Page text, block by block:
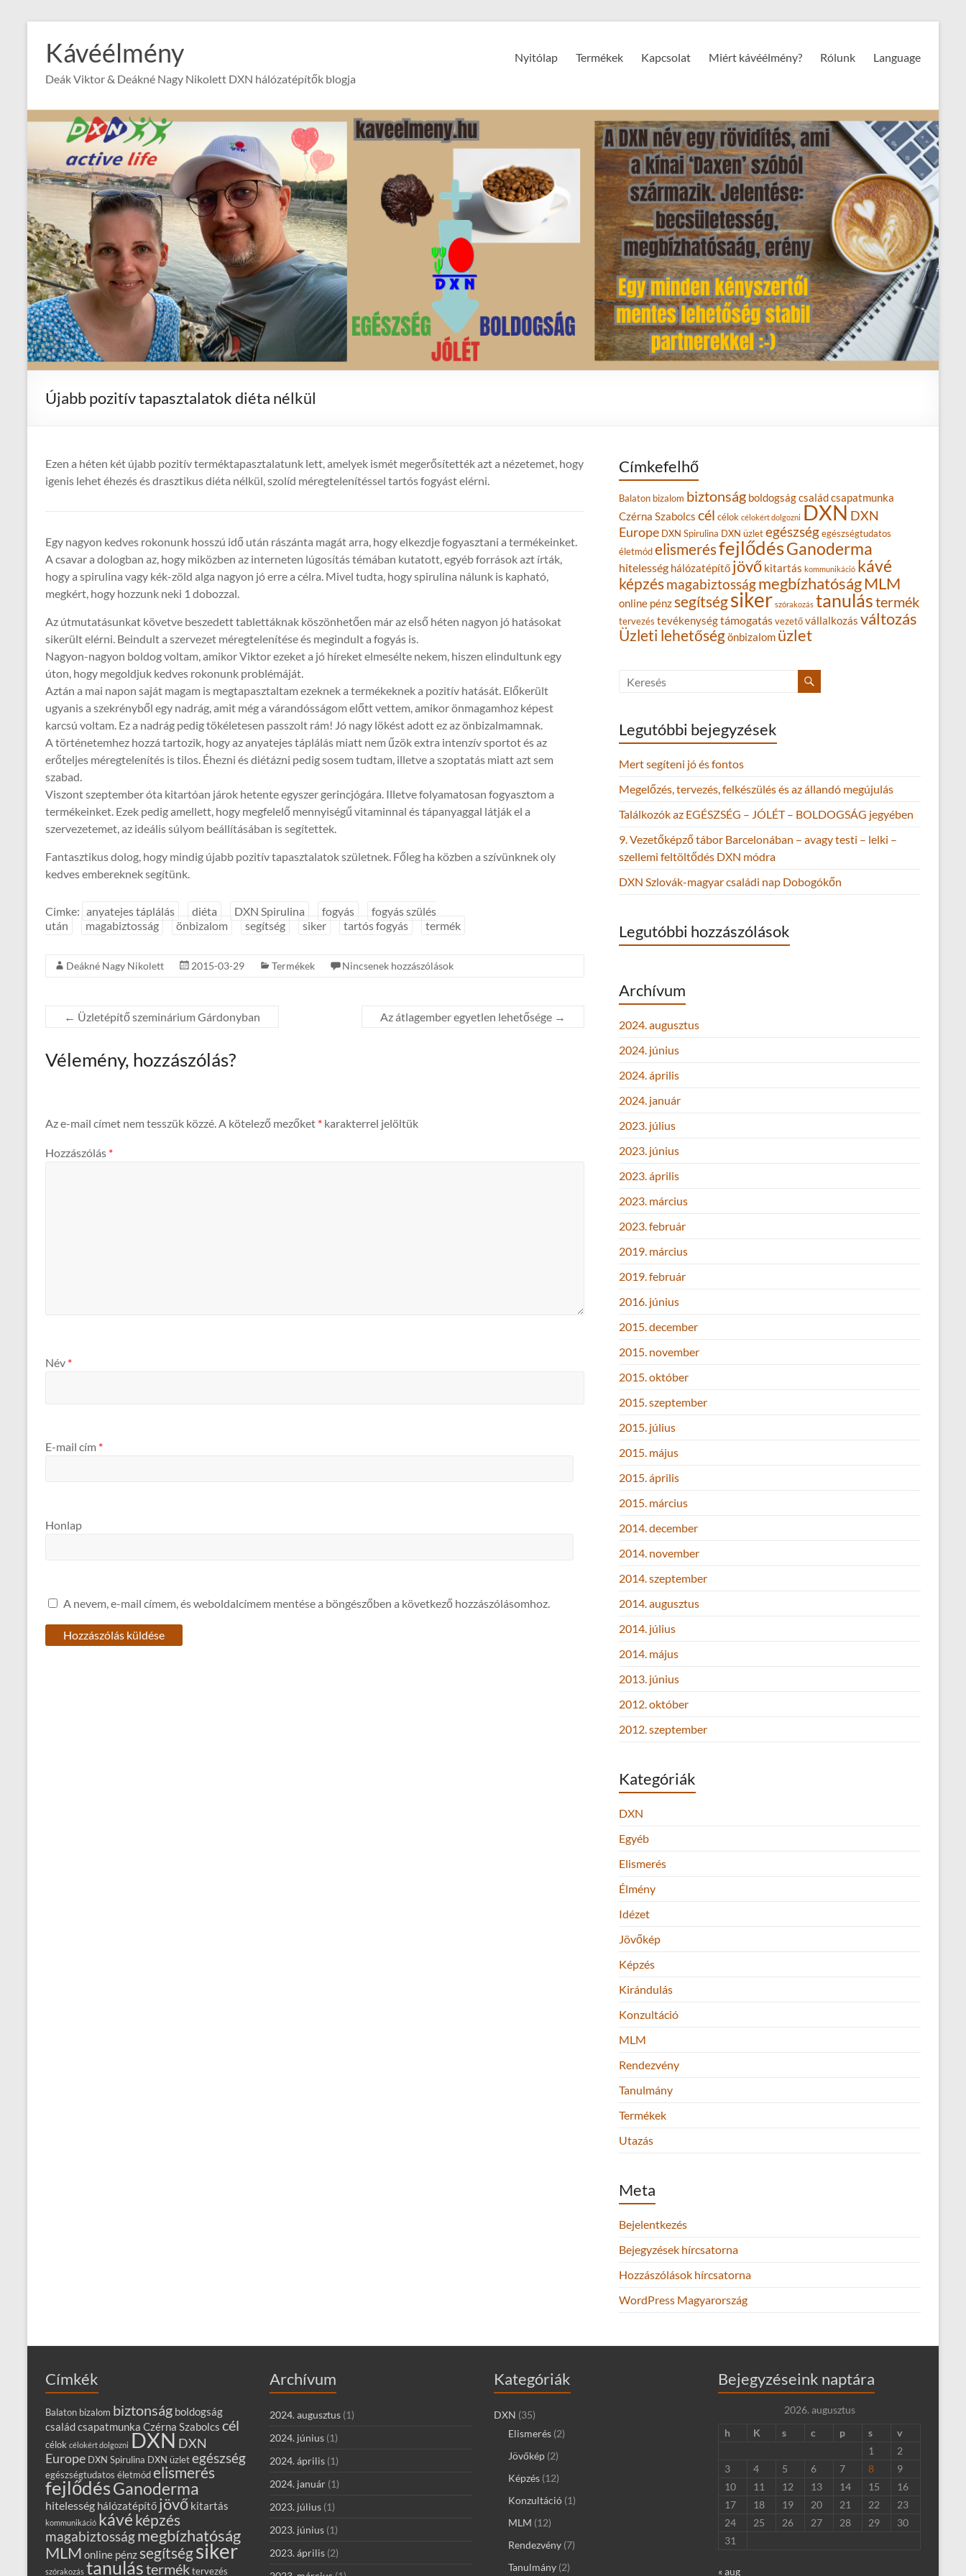
content
Kávéélmény
Deák Viktor & Deákné Nagy Nikolett DXN hálózatépítők blogja
Nyitólap Termékek Kapcsolat Miért kávéélmény? Rólunk Language
Újabb pozitív tapasztalatok diéta nélkül
Ezen a héten két újabb pozitív terméktapasztalatunk lett, amelyek ismét megerősítették azt a nézetemet, hogy
igenis lehet éhezés és drasztikus diéta nélkül, szolíd méregtelenítéssel tartós fogyást elérni.
Egy nagyon kedves rokonunk hosszú idő után rászánta magát arra, hogy elkezdje fogyasztani a termékeinket.
A csavar a dologban az, hogy miközben az interneten lúgosítás témában kutatott, egyéb források azt írták,
hogy a spirulina vagy kék-zöld alga nagyon jó erre a célra. Mivel tudta, hogy spirulina nálunk is kapható,
megkért, hogy hozzunk neki 1 dobozzal.
Az útmutatásunkat követve beszedett tablettáknak köszönhetően már az első héten nagyon jó hatásokat
sikerült elérni. Beindult a szervezet méregtelenítése és megindult a fogyás is.
Nagyon-nagyon boldog voltam, amikor Viktor ezeket a jó híreket elmesélte nekem, hiszen elindultunk egy
úton, hogy megoldjuk kedves rokonunk problémáját.
Aztán a mai napon saját magam is megtapasztaltam ezeknek a termékeknek a pozitív hatását. Előkerült
ugyanis a szekrényből egy nadrág, amit még a várandósságom előtt vettem, amikor önmagamhoz képest
karcsú voltam. Ez a nadrág pedig tökéletesen passzolt rám! Jó nagy lökést adott ez az önbizalmamnak.
A történetemhez hozzá tartozik, hogy az anyatejes táplálás miatt nem űzök extra intenzív sportot és az
erőteljes méregtelenítés is tilos. Éhezni és diétázni pedig sosem tudtam, illetve a szoptatás miatt azt sem
szabad.
Viszont szeptember óta kitartóan járok hetente egyszer gerincjógára. Illetve folyamatosan fogyasztom a
termékeinket. Ezek pedig amellett, hogy megfelelő mennyiségű vitaminnal és tápanyaggal látják el a
szervezetemet, az ideális súlyom beállításában is segítettek.
Fantasztikus dolog, hogy mindig újabb pozitív tapasztalatok születnek. Főleg ha közben a szívünknek oly
kedves embereknek segítünk.
Cimke: anyatejes táplálás diéta DXN Spirulina fogyás
fogyás szülés
után
magabiztosság önbizalom segítség siker tartós fogyás termék
Deákné Nagy Nikolett 2015-03-29 Termékek Nincsenek hozzászólások
← Üzletépítő szeminárium Gárdonyban Az átlagember egyetlen lehetősége →
Vélemény, hozzászólás?
Az e-mail címet nem tesszük közzé. A kötelező mezőket * karakterrel jelöltük
Hozzászólás *
Név *
E-mail cím *
Honlap
A nevem, e-mail címem, és weboldalcímem mentése a böngészőben a következő hozzászólásomhoz.
Címkefelhő
Balaton bizalom biztonság boldogságcsaládcsapatmunka
Czérna Szabolcs cél célok célokért dolgozni DXNDXN
Europe DXN Spirulina DXN üzletegészségegészségtudatos
életmódelismerésfejlődésGanoderma
hitelesség hálózatépítő jövő kitartás kommunikáció kávé
képzésmagabiztosságmegbízhatóságMLM
online pénzsegítségsiker szórakozás tanulástermék
tervezés tevékenységtámogatásvezetővállalkozás változás
Üzleti lehetőségönbizalom üzlet
Legutóbbi bejegyzések
Mert segíteni jó és fontos
Megelőzés, tervezés, felkészülés és az állandó megújulás
Találkozók az EGÉSZSÉG – JÓLÉT – BOLDOGSÁG jegyében
9. Vezetőképző tábor Barcelonában – avagy testi – lelki –
szellemi feltöltődés DXN módra
DXN Szlovák-magyar családi nap Dobogókőn
Legutóbbi hozzászólások
Archívum
2024. augusztus
2024. június
2024. április
2024. január
2023. július
2023. június
2023. április
2023. március
2023. február
2019. március
2019. február
2016. június
2015. december
2015. november
2015. október
2015. szeptember
2015. július
2015. május
2015. április
2015. március
2014. december
2014. november
2014. szeptember
2014. augusztus
2014. július
2014. május
2013. június
2012. október
2012. szeptember
Kategóriák
DXN
Egyéb
Elismerés
Élmény
Idézet
Jövőkép
Képzés
Kirándulás
Konzultáció
MLM
Rendezvény
Tanulmány
Termékek
Utazás
Meta
Bejelentkezés
Bejegyzések hírcsatorna
Hozzászólások hírcsatorna
WordPress Magyarország
Címkék
Balaton bizalom biztonság boldogság
családcsapatmunka Czérna Szabolcs cél
célok célokért dolgozni DXN DXN
Europe DXN Spirulina DXN üzletegészség
egészségtudatos életmódelismerés
fejlődésGanoderma
hitelesség hálózatépítő jövő kitartás
kommunikáció kávé képzés
magabiztosságmegbízhatóság
MLM online pénz segítségsiker
szórakozás tanulásterméktervezés
Archívum
2024. augusztus (1)
2024. június (1)
2024. április (1)
2024. január (1)
2023. július (1)
2023. június (1)
2023. április (2)
Kategóriák
DXN (35)
Elismerés (2)
Jövőkép (2)
Képzés (12)
Konzultáció (1)
MLM (12)
Rendezvény (7)
Tanulmány (2)
Bejegyzéseink naptára
2026. augusztus
h
K s c p s
v
1
2
3
4 5 6 7 8
9
10
11 12 13 14 15
16
17
18 19 20 21 22
23
24
25 26 27 28 29
30
31
« aug